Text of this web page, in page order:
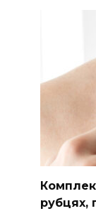
рубцях,